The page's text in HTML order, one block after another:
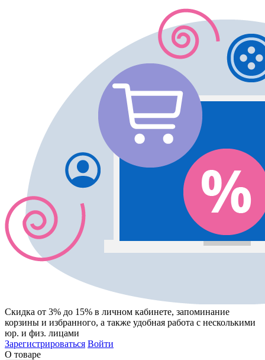
Скидка от 3% до 15% в личном кабинете, запоминание
корзины и избранного, а также удобная работа с несколькими
юр. и физ. лицами
Зарегистрироваться Войти
О товаре